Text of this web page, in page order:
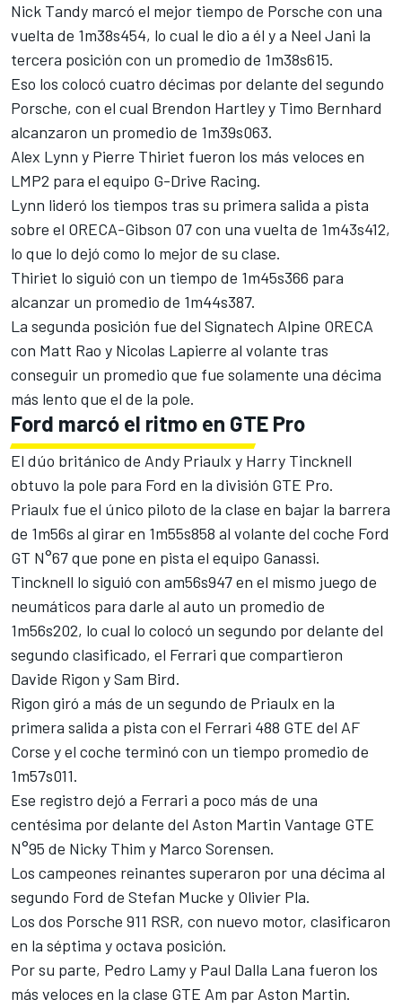
Nick Tandy marcó el mejor tiempo de Porsche con una
vuelta de 1m38s454, lo cual le dio a él y a Neel Jani la
tercera posición con un promedio de 1m38s615.
Eso los colocó cuatro décimas por delante del segundo
Porsche, con el cual Brendon Hartley y Timo Bernhard
alcanzaron un promedio de 1m39s063.
Alex Lynn y Pierre Thiriet fueron los más veloces en
LMP2 para el equipo G-Drive Racing.
Lynn lideró los tiempos tras su primera salida a pista
sobre el ORECA-Gibson 07 con una vuelta de 1m43s412,
lo que lo dejó como lo mejor de su clase.
Thiriet lo siguió con un tiempo de 1m45s366 para
alcanzar un promedio de 1m44s387.
La segunda posición fue del Signatech Alpine ORECA
con Matt Rao y Nicolas Lapierre al volante tras
conseguir un promedio que fue solamente una décima
más lento que el de la pole.
Ford marcó el ritmo en GTE Pro
El dúo británico de Andy Priaulx y Harry Tincknell
obtuvo la pole para Ford en la división GTE Pro.
Priaulx fue el único piloto de la clase en bajar la barrera
de 1m56s al girar en 1m55s858 al volante del coche Ford
GT N°67 que pone en pista el equipo Ganassi.
Tincknell lo siguió con am56s947 en el mismo juego de
neumáticos para darle al auto un promedio de
1m56s202, lo cual lo colocó un segundo por delante del
segundo clasificado, el Ferrari que compartieron
Davide Rigon y Sam Bird.
Rigon giró a más de un segundo de Priaulx en la
primera salida a pista con el Ferrari 488 GTE del AF
Corse y el coche terminó con un tiempo promedio de
1m57s011.
Ese registro dejó a Ferrari a poco más de una
centésima por delante del Aston Martin Vantage GTE
N°95 de Nicky Thim y Marco Sorensen.
Los campeones reinantes superaron por una décima al
segundo Ford de Stefan Mucke y Olivier Pla.
Los dos Porsche 911 RSR, con nuevo motor, clasificaron
en la séptima y octava posición.
Por su parte, Pedro Lamy y Paul Dalla Lana fueron los
más veloces en la clase GTE Am par Aston Martin.